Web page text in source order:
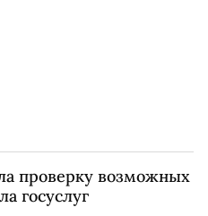
проверку возможных
госуслуг